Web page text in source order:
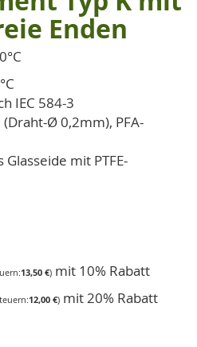
Enden
IEC 584-3
Ø 0,2mm), PFA-
mit PTFE-
13,50 € mit 10% Rabatt
12,00 € mit 20% Rabatt